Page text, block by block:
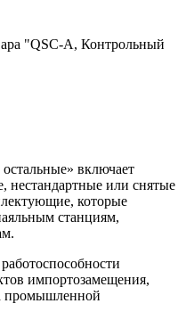
"QSC-A, Контрольный
включает
нестандартные или снятые
которые
станциям,
импортозамещения,
промышленной